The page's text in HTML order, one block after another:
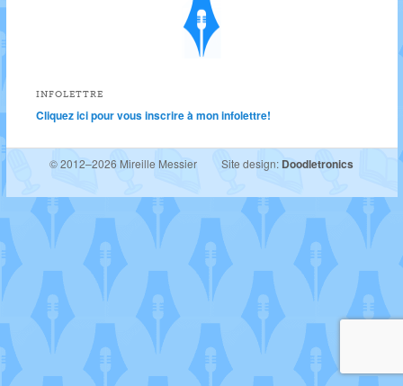
INFOLETTRE
Cliquez ici pour vous inscrire à mon infolettre!
© 2012–2026 Mireille Messier Site design: Doodletronics